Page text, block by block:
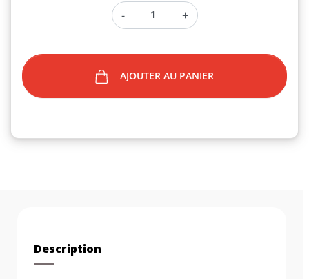
-
+
AJOUTER AU PANIER
Description